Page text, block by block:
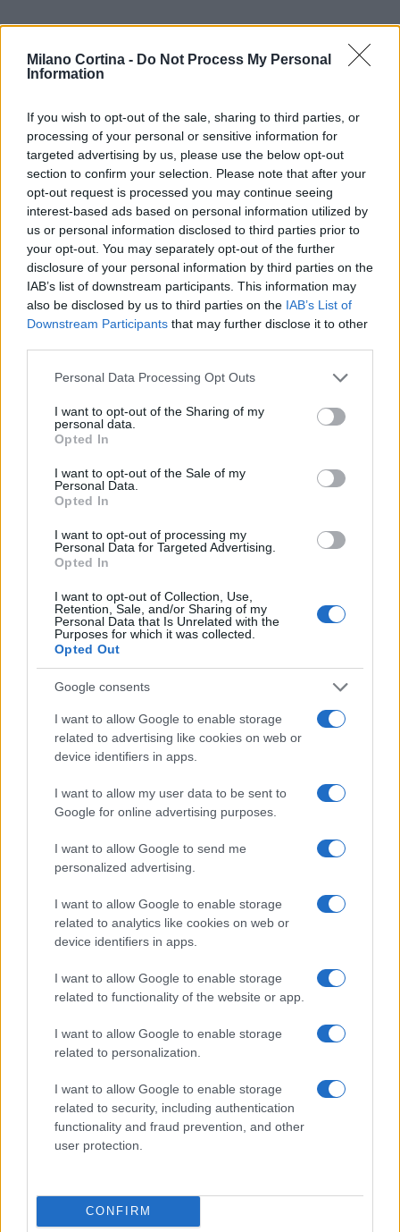
Milano Cortina - Do Not Process My Personal
Information
If you wish to opt-out of the sale, sharing to third parties, or
processing of your personal or sensitive information for
targeted advertising by us, please use the below opt-out
section to confirm your selection. Please note that after your
opt-out request is processed you may continue seeing
interest-based ads based on personal information utilized by
us or personal information disclosed to third parties prior to
your opt-out. You may separately opt-out of the further
disclosure of your personal information by third parties on the
IAB’s list of downstream participants. This information may
also be disclosed by us to third parties on the IAB’s List of
Downstream Participants that may further disclose it to other
Please note that this website/app uses one or more Google
not limited to your visit or usage behaviour. You may click to
grant or deny consent to Google and its third-party tags to
use your data for below specified purposes in below Google
consent section.
Personal Data Processing Opt Outs
I want to opt-out of the Sharing of my
personal data.
Opted In
I want to opt-out of the Sale of my
Personal Data.
Opted In
I want to opt-out of processing my
Personal Data for Targeted Advertising.
Opted In
I want to opt-out of Collection, Use,
Retention, Sale, and/or Sharing of my
Personal Data that Is Unrelated with the
Purposes for which it was collected.
Opted Out
Google consents
I want to allow Google to enable storage
related to advertising like cookies on web or
device identifiers in apps.
I want to allow my user data to be sent to
Google for online advertising purposes.
I want to allow Google to send me
personalized advertising.
I want to allow Google to enable storage
related to analytics like cookies on web or
device identifiers in apps.
I want to allow Google to enable storage
related to functionality of the website or app.
I want to allow Google to enable storage
related to personalization.
I want to allow Google to enable storage
related to security, including authentication
functionality and fraud prevention, and other
user protection.
CONFIRM
quello turistico e panoramico per gli appassionati
mistico dellaSellaronda Skimarathondi notte.
Entrambi offrono un modo speciale di scoprire il
massiccio delSella, tra fatica, bellezza e
cameratismo.
AUTORE
Roberta Tagliabue
Roberta Tagliabue ha dormito nella sala
d'attesa dell'ospedale San Martino per
seguire una vicenda sanitaria emergente;
firma reportage e coordina dossier di verifica
in redazione come referente per Genova.
Nata a Sampierdarena, mantiene contatti
diretti con consiglieri comunali e biblioteche
civiche.
Continua a leggere
Pianificare gite di sci alpinismo: mappe, ARTVA e
scelta dei pendii